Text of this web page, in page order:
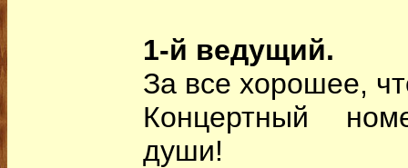
1-й ведущий.
За все хорошее,
Концертный
души!